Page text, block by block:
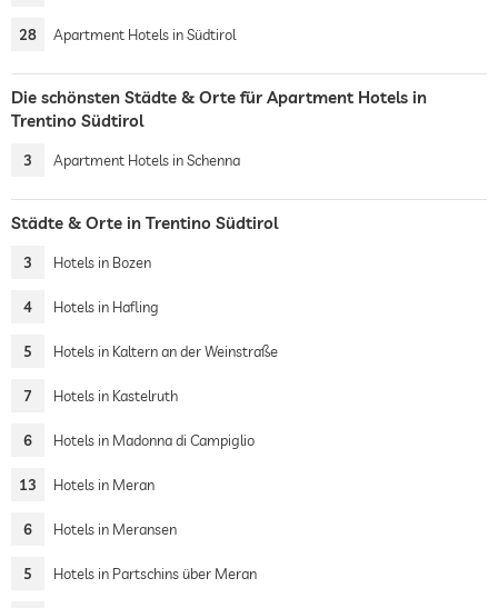
28 Apartment Hotels in Südtirol
Die schönsten Städte & Orte für Apartment Hotels in
Trentino Südtirol
3 Apartment Hotels in Schenna
Städte & Orte in Trentino Südtirol
3 Hotels in Bozen
4 Hotels in Hafling
5 Hotels in Kaltern an der Weinstraße
7 Hotels in Kastelruth
6 Hotels in Madonna di Campiglio
13 Hotels in Meran
6 Hotels in Meransen
5 Hotels in Partschins über Meran